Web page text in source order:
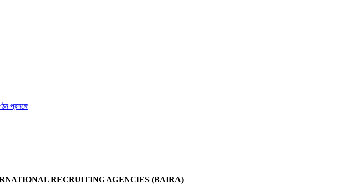
প্রসঙ্গে
RECRUITING AGENCIES (BAIRA)